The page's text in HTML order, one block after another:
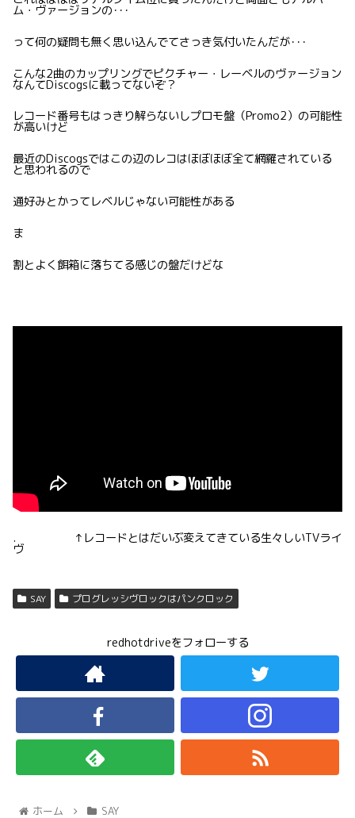
ム・ヴァージョンの･･･
って何の疑問も無く思い込んでてさっき気付いたんだが･･･
こんな2曲のカップリングでピクチャー・レーベルのヴァージョン
なんてDiscogsに載ってないぞ？
レコード番号もはっきり解らないしプロモ盤（Promo2）の可能性
が高いけど
最近のDiscogsではこの辺のレコはほぼほぼ全て網羅されている
と思われるので
通好みとかってレベルじゃない可能性がある
ま
割とよく餌箱に落ちてる感じの盤だけどな
. ↑レコードとはだいぶ変えてきている生々しいTVライ
ヴ
SAY プログレッシヴロックはパンクロック
redhotdriveをフォローする
ホーム SAY